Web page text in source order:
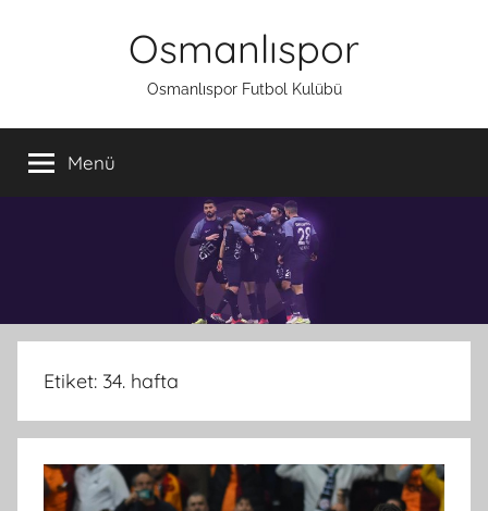
Osmanlıspor
Osmanlıspor Futbol Kulübü
Menü
Etiket: 34. hafta